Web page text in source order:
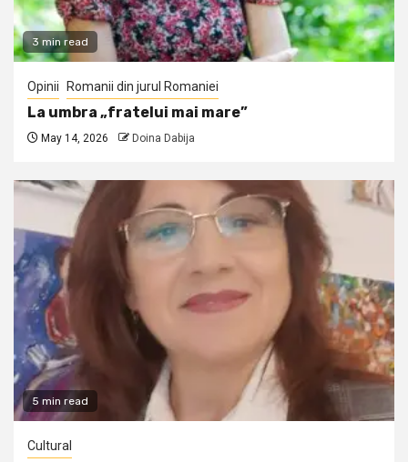
3 min read
Opinii Romanii din jurul Romaniei
La umbra „fratelui mai mare”
May 14, 2026 Doina Dabija
5 min read
Cultural